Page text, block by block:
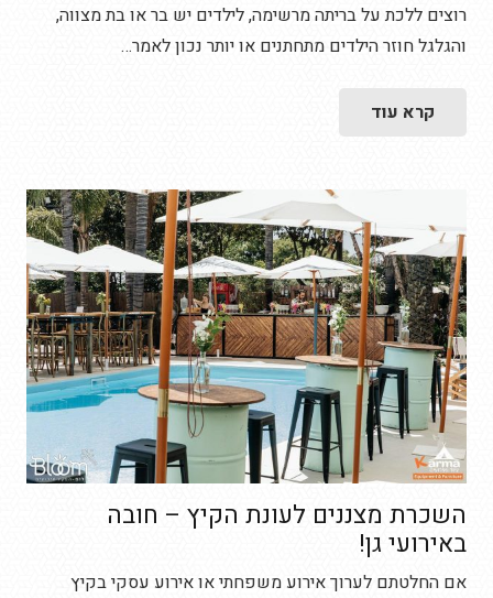
רוצים ללכת על בריתה מרשימה, לילדים יש בר או בת מצווה,
והגלגל חוזר הילדים מתחתנים או יותר נכון לאמר…
קרא עוד
השכרת מצננים לעונת הקיץ – חובה
באירועי גן!
אם החלטתם לערוך אירוע משפחתי או אירוע עסקי בקיץ